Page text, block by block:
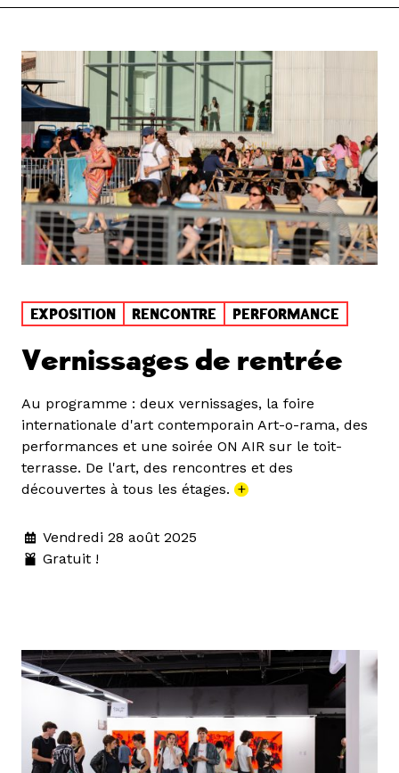
EXPOSITION RENCONTRE PERFORMANCE
Vernissages de rentrée
Au programme : deux vernissages, la foire
internationale d'art contemporain Art-o-rama, des
performances et une soirée ON AIR sur le toit-
terrasse. De l'art, des rencontres et des
découvertes à tous les étages. +
Vendredi 28 août 2025
Gratuit !